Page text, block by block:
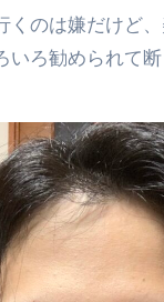
くのは嫌だけど
いろ勧められて断